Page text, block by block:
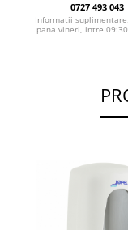
0727 493 043
Informatii
pana vineri, intre